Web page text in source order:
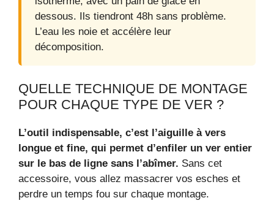
dessous. Ils tiendront 48h sans problème.
L’eau les noie et accélère leur
décomposition.
QUELLE TECHNIQUE DE MONTAGE
POUR CHAQUE TYPE DE VER ?
L’outil indispensable, c’est l’aiguille à vers
longue et fine, qui permet d’enfiler un ver entier
sur le bas de ligne sans l’abîmer. Sans cet
accessoire, vous allez massacrer vos esches et
perdre un temps fou sur chaque montage.